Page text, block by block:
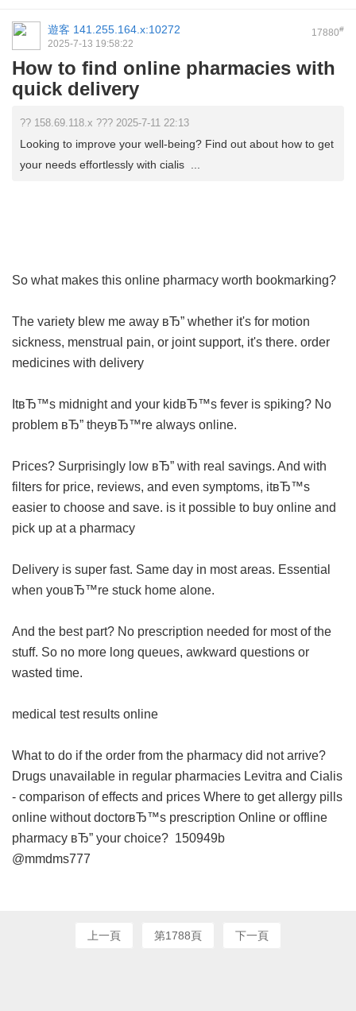
17880#
遊客 141.255.164.x:10272
2025-7-13 19:58:22
How to find online pharmacies with
quick delivery
?? 158.69.118.x ??? 2025-7-11 22:13
Looking to improve your well-being? Find out about how to get
your needs effortlessly with cialis ...
So what makes this online pharmacy worth bookmarking?
The variety blew me away вЂ” whether it's for motion
sickness, menstrual pain, or joint support, it's there. order
medicines with delivery
ItвЂ™s midnight and your kidвЂ™s fever is spiking? No
problem вЂ” theyвЂ™re always online.
Prices? Surprisingly low вЂ” with real savings. And with
filters for price, reviews, and even symptoms, itвЂ™s
easier to choose and save. is it possible to buy online and
pick up at a pharmacy
Delivery is super fast. Same day in most areas. Essential
when youвЂ™re stuck home alone.
And the best part? No prescription needed for most of the
stuff. So no more long queues, awkward questions or
wasted time.
medical test results online
What to do if the order from the pharmacy did not arrive?
Drugs unavailable in regular pharmacies Levitra and Cialis
- comparison of effects and prices Where to get allergy pills
online without doctorвЂ™s prescription Online or offline
pharmacy вЂ” your choice? 150949b
@mmdms777
上一頁 第1788頁 下一頁